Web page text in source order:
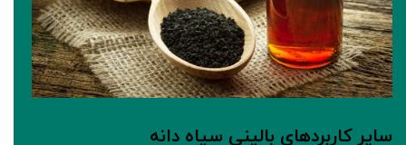
سایر کاربردهای بالینی سیاه دانه